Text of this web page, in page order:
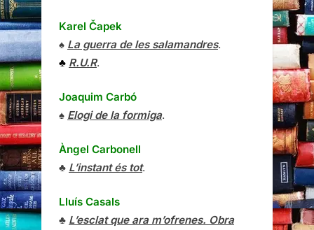
Karel Čapek
♠ La guerra de les salamandres.
♣ R.U.R.
Joaquim Carbó
♠ Elogi de la formiga.
Àngel Carbonell
♣ L’instant és tot.
Lluís Casals
♣ L’esclat que ara m’ofrenes. Obra